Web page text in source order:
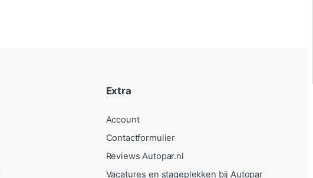
Extra
Account
Contactformulier
Reviews Autopar.nl
Vacatures en stageplekken bij Autopar